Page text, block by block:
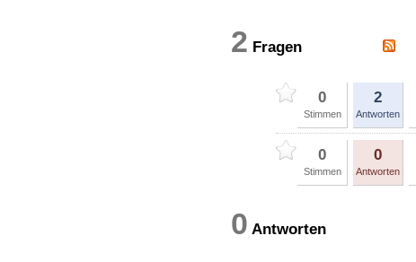
2 Fragen
0
Stimmen
2
Antworten
0
Stimmen
0
Antworten
0 Antworten